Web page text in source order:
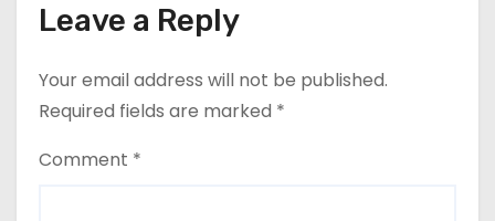
Leave a Reply
Your email address will not be published.
Required fields are marked *
Comment *